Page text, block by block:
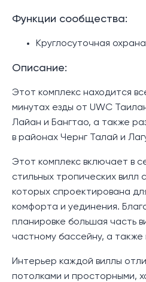
Функции сообщества:
Круглосуточная охрана
Описание:
Этот комплекс находится
минутах езды от UWC
Лайан и Бангтао, а также
в районах Чернг Талай и
Этот комплекс включает в
стильных тропических вилл
которых спроектирована
комфорта и уединения.
планировке большая часть
частному бассейну, а
Интерьер каждой виллы
потолками и просторными,